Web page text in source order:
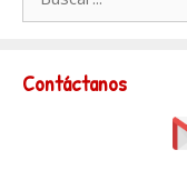
Contáctanos